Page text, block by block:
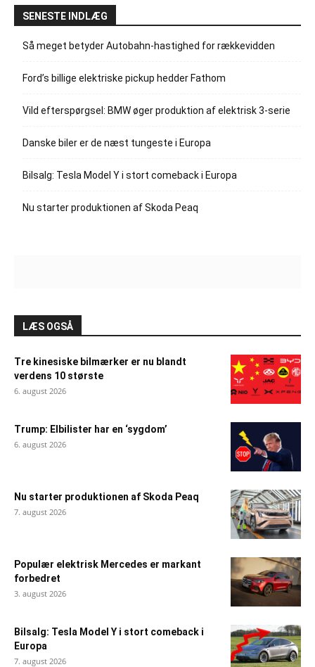
SENESTE INDLÆG
Så meget betyder Autobahn-hastighed for rækkevidden
Ford’s billige elektriske pickup hedder Fathom
Vild efterspørgsel: BMW øger produktion af elektrisk 3-serie
Danske biler er de næst tungeste i Europa
Bilsalg: Tesla Model Y i stort comeback i Europa
Nu starter produktionen af Skoda Peaq
LÆS OGSÅ
Tre kinesiske bilmærker er nu blandt
verdens 10 største
6. august 2026
Trump: Elbilister har en ‘sygdom’
6. august 2026
Nu starter produktionen af Skoda Peaq
7. august 2026
Populær elektrisk Mercedes er markant
forbedret
3. august 2026
Bilsalg: Tesla Model Y i stort comeback i
Europa
7. august 2026